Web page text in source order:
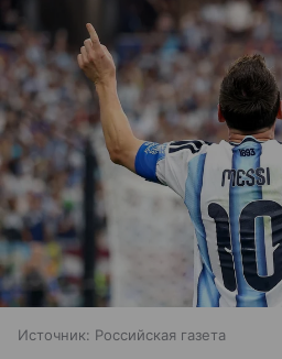
Источник: Российская газета